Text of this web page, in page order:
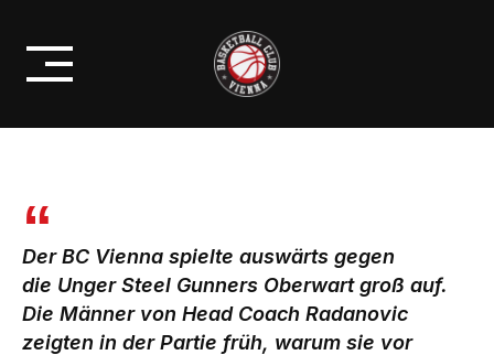
content
DOMINANTER SIEG DES BC
VIENNA IM BURGENLAND
Der BC Vienna spielte auswärts gegen
die Unger Steel Gunners Oberwart groß auf.
Die Männer von Head Coach Radanovic
zeigten in der Partie früh, warum sie vor